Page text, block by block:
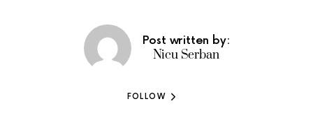
Post written by:
Nicu Serban
FOLLOW